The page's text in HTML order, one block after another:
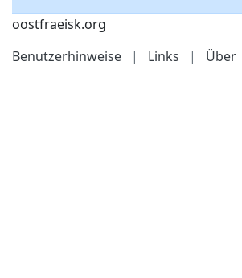
oostfraeisk.org
Benutzerhinweise
| Links | Über